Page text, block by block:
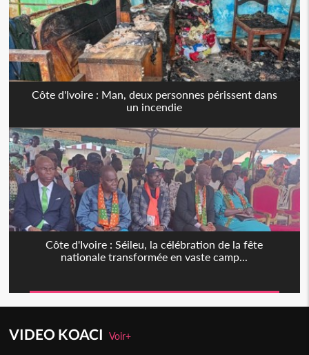
Côte d'Ivoire : Man, deux personnes périssent dans
un incendie
Côte d'Ivoire : Séileu, la célébration de la fête
nationale transformée en vaste camp...
VIDEO KOACIVoir+